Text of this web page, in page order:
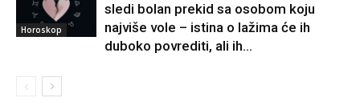
Horoskop
sledi bolan prekid sa osobom koju
najviše vole – istina o lažima će ih
duboko povrediti, ali ih...